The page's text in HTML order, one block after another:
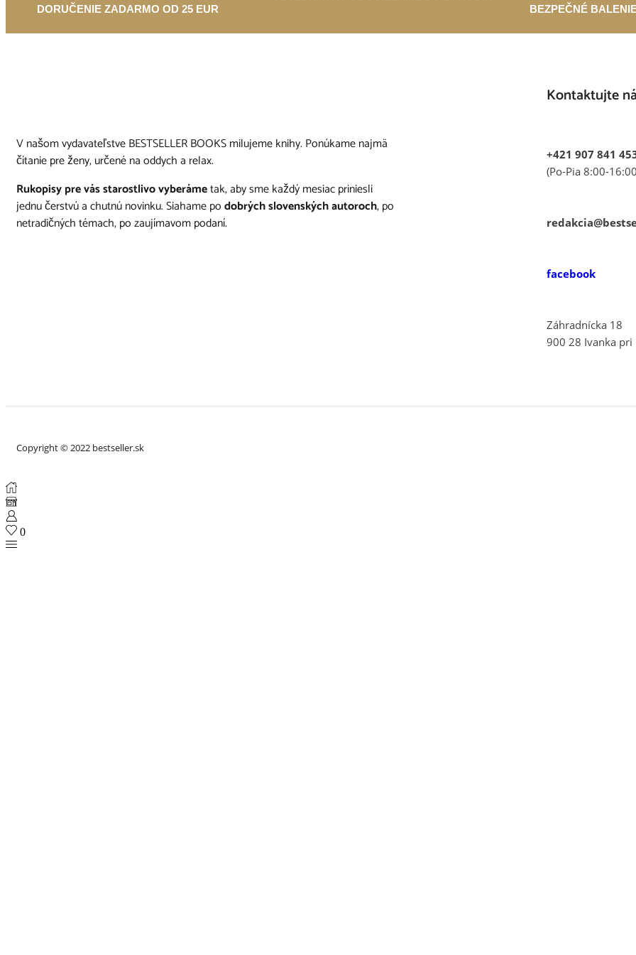
DORUČENIE ZADARMO OD 25 EUR
BEZPEČNÉ
V našom vydavateľstve BESTSELLER BOOKS milujeme knihy. Ponúkame najmä
čítanie pre ženy, určené na oddych a relax.
Rukopisy pre vás starostlivo vyberámetak, aby sme každý mesiac priniesli
jednu čerstvú a chutnú novinku. Siahame podobrých slovenských autoroch, po
netradičných témach, po zaujímavom podaní.
Kontaktujte
+421 907 841
(Po-Pia 8:00-
facebook
Záhradnícka 18
900 28 Ivanka pri
Copyright © 2022 bestseller.sk
0